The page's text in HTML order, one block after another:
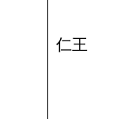
仁王